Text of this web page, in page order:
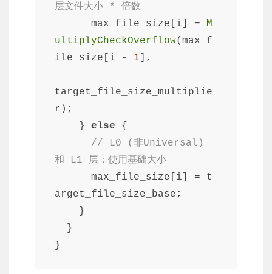
层文件大小 * 倍数
      max_file_size[i] =
M
ultiplyCheckOverflow(max_f
ile_size[i - 1 ],
target_file_size_multiplie
r);
    }
else {
// L0 (非Universal)
和 L1 层：使用基础大小
arget_file_size_base;
}